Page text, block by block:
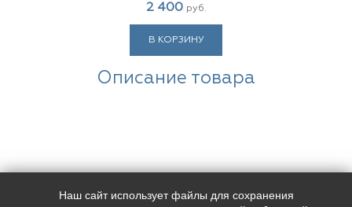
2 400 руб.
В КОРЗИНУ
Описание товара
Наш адрес: Контакты:
Наш сайт использует файлы для сохранения